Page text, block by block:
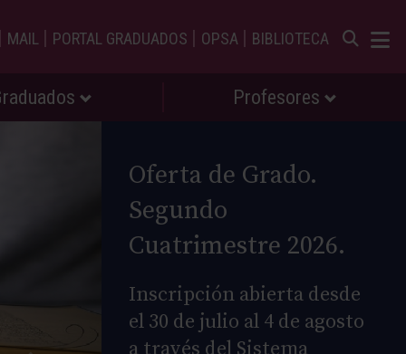
| MAIL | PORTAL GRADUADOS | OPSA | BIBLIOTECA
Profesores
Oferta de Grado.
Segundo
Cuatrimestre 2026.
Inscripción abierta desde
el 30 de julio al 4 de agosto
a través del Sistema